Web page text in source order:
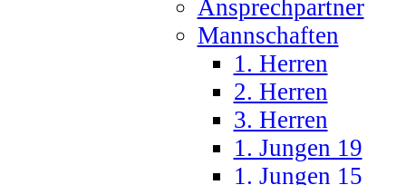
Ansprechpartner
Mannschaften
1. Herren
2. Herren
3. Herren
1. Jungen 19
1. Jungen 15